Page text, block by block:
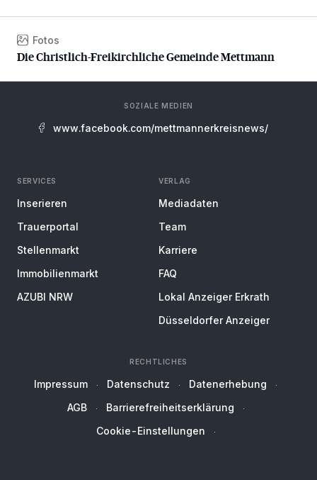
Die Christlich-Freikirchliche Gemeinde Mettmann
Fotos
Die Christlich-Freikirchliche Gemeinde Mettmann
SOZIALE MEDIEN
www.facebook.com/mettmannerkreisnews/
SERVICES
Inserieren
Trauerportal
Stellenmarkt
Immobilienmarkt
AZUBI NRW
VERLAG
Mediadaten
Team
Karriere
FAQ
Lokal Anzeiger Erkrath
Düsseldorfer Anzeiger
RECHTLICHES
Impressum Datenschutz
Datenerhebung
AGB
Barrierefreiheitserklärung
Cookie-Einstellungen